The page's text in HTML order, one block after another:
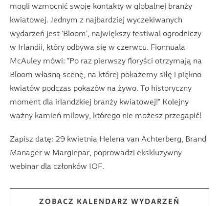
mogli wzmocnić swoje kontakty w globalnej branży
kwiatowej. Jednym z najbardziej wyczekiwanych
wydarzeń jest 'Bloom', największy festiwal ogrodniczy
w Irlandii, który odbywa się w czerwcu. Fionnuala
McAuley mówi: "Po raz pierwszy floryści otrzymają na
Bloom własną scenę, na której pokażemy siłę i piękno
kwiatów podczas pokazów na żywo. To historyczny
moment dla irlandzkiej branży kwiatowej!" Kolejny
ważny kamień milowy, którego nie możesz przegapić!
Zapisz datę: 29 kwietnia Helena van Achterberg, Brand
Manager w Marginpar, poprowadzi ekskluzywny
webinar dla członków IOF.
ZOBACZ KALENDARZ WYDARZEŃ